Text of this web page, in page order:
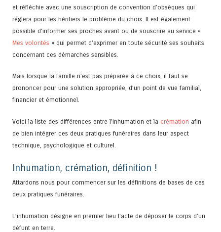
et réfléchie avec une souscription de convention d’obsèques qui
réglera pour les héritiers le problème du choix. Il est également
possible d’informer ses proches avant ou de souscrire au service «
Mes volontés » qui permet d’exprimer en toute sécurité ses souhaits
concernant ces démarches sensibles.
Mais lorsque la famille n’est pas préparée à ce choix, il faut se
prononcer pour une solution appropriée, d’un point de vue familial,
financier et émotionnel.
Voici la liste des différences entre l’inhumation et la crémation afin
de bien intégrer ces deux pratiques funéraires dans leur aspect
technique, psychologique et culturel.
Inhumation, crémation, définition !
Attardons nous pour commencer sur les définitions de bases de ces
deux pratiques funéraires.
L’inhumation désigne en premier lieu l’acte de déposer le corps d’un
défunt en terre.